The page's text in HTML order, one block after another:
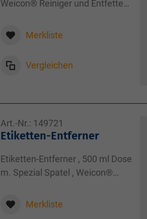
Weicon® Reiniger und Entfetter ,
Merkliste
Vergleichen
Art.-Nr.: 149721
Etiketten-Entferner
Etiketten-Entferner , 500 ml Dose
m. Spezial Spatel , Weicon®
Merkliste